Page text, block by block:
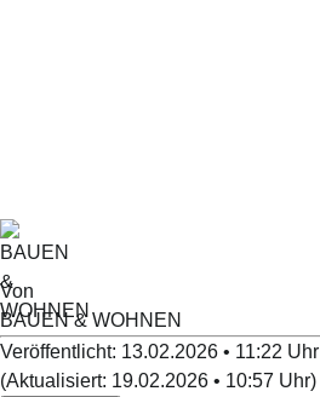
Von
BAUEN & WOHNEN
Veröffentlicht: 13.02.2026 • 11:22 Uhr
(Aktualisiert: 19.02.2026 • 10:57 Uhr)